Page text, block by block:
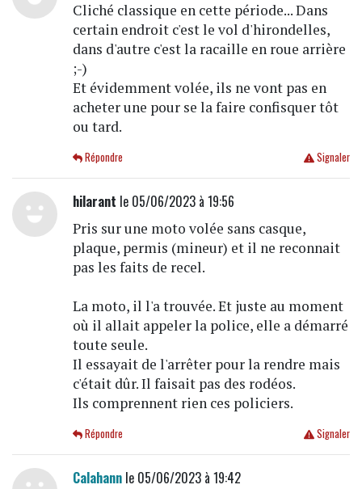
Cliché classique en cette période... Dans
certain endroit c'est le vol d'hirondelles,
dans d'autre c'est la racaille en roue arrière
;-)
Et évidemment volée, ils ne vont pas en
acheter une pour se la faire confisquer tôt
ou tard.
Signaler
Répondre
hilarant le 05/06/2023 à 19:56
Pris sur une moto volée sans casque,
plaque, permis (mineur) et il ne reconnait
pas les faits de recel.
La moto, il l'a trouvée. Et juste au moment
où il allait appeler la police, elle a démarré
toute seule.
Il essayait de l'arrêter pour la rendre mais
c'était dûr. Il faisait pas des rodéos.
Ils comprennent rien ces policiers.
Signaler
Répondre
Calahannle 05/06/2023 à 19:42